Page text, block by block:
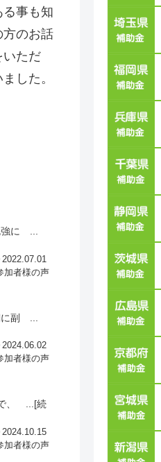
事も知
方のお話
いただ
した。
強に ...
2022.07.01
加者様の声
に副 ...
2024.06.02
加者様の声
で、 ...[続
2024.10.15
加者様の声